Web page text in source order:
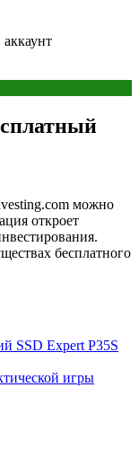
можно
откроет
бесплатного
SSD Expert P35S
игры